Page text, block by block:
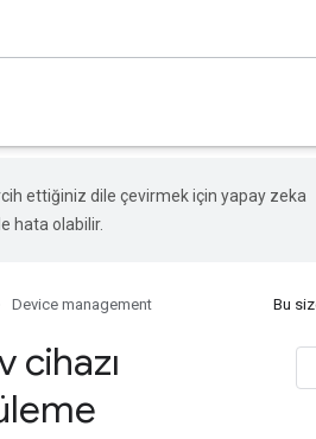
ettiğiniz dile çevirmek için yapay zeka
hata olabilir.
Device management Bu
cihazı